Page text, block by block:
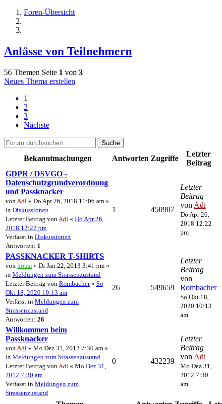
Foren-Übersicht
Anlässe von Teilnehmern
56 Themen Seite 1 von 3
Neues Thema erstellen
1
2
3
Nächste
Suche
Bekanntmachungen Antworten Zugriffe
Letzter
Beitrag
GDPR / DSVGO -
Datenschutzgrundverordnung
und Passknacker
von Adi » Do Apr 26, 2018 11:06 am »
in Diskussionen
Letzter Beitrag von Adi « Do Apr 26,
2018 12:22 pm
Verfasst in Diskussionen
Antworten: 1
1 450907
Letzter
Beitrag
von Adi
Do Apr 26,
2018 12:22
pm
PASSKNACKER T-SHIRTS
von housi » Di Jan 22, 2013 3:41 pm »
in Meldungen zum Strassenzustand
Letzter Beitrag von Rombacher« So
Okt 18, 2020 10:13 am
Verfasst in Meldungen zum
Strassenzustand
Antworten: 26
26 549659
Letzter
Beitrag
von
Rombacher
So Okt 18,
2020 10:13
am
Willkommen beim
Passknacker
von Adi » Mo Dez 31, 2012 7:30 am »
in Meldungen zum Strassenzustand
Letzter Beitrag von Adi « Mo Dez 31,
2012 7:30 am
Verfasst in Meldungen zum
Strassenzustand
0 432239
Letzter
Beitrag
von Adi
Mo Dez 31,
2012 7:30
am